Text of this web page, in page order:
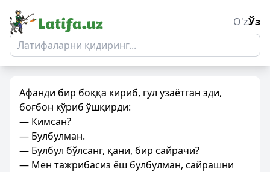
O'zЎз
Афанди бир боққа кириб, гул узаётган эди,
боғбон кўриб ўшқирди:
— Кимсан?
— Булбулман.
— Булбул бўлсанг, қани, бир сайрачи?
— Мен тажрибасиз ёш булбулман, сайрашни